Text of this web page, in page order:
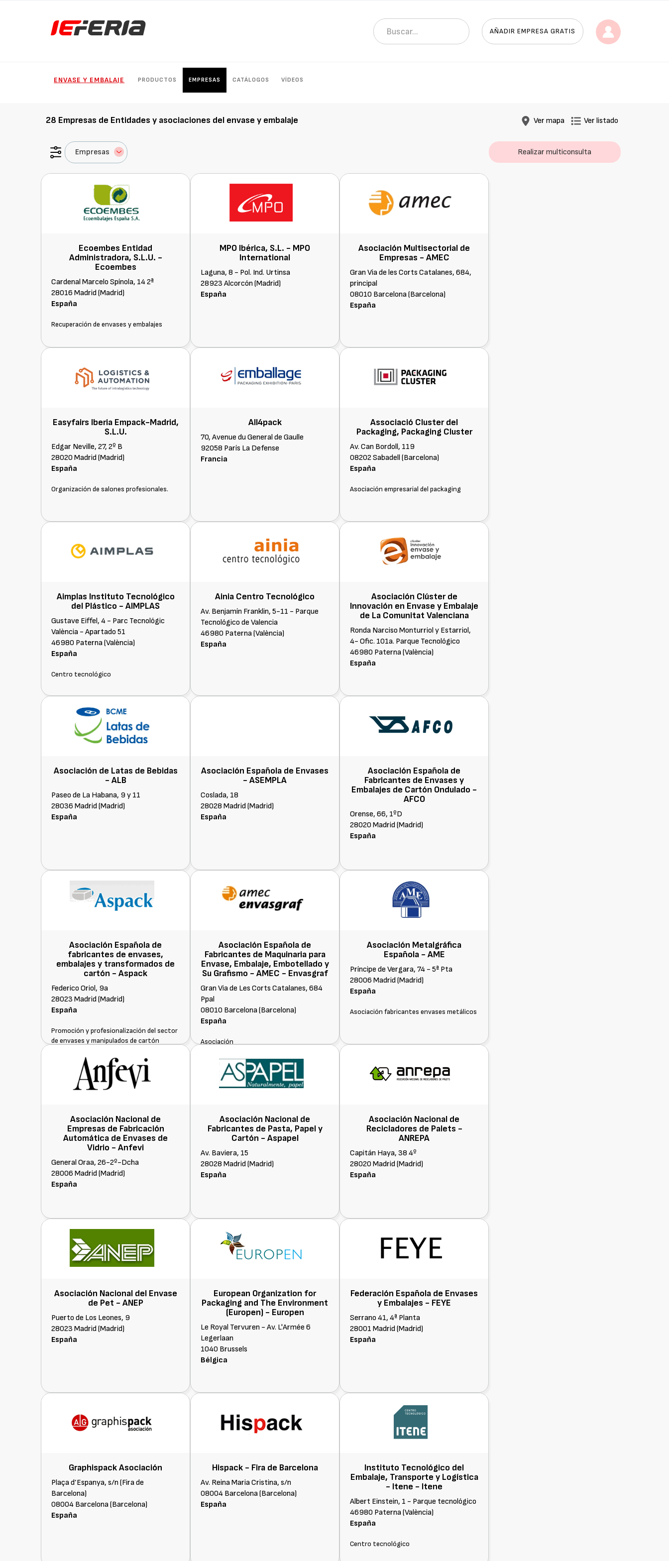
AÑADIR EMPRESA GRATIS
ENVASE Y EMBALAJE PRODUCTOS EMPRESAS CATÁLOGOS VÍDEOS
28 Empresas de Entidades y asociaciones del envase y embalaje Ver mapa Ver listado
Empresas Realizar multiconsulta
Ecoembes Entidad
Administradora, S.L.U. -
Ecoembes
Cardenal Marcelo Spínola, 14 2ª
28016 Madrid (Madrid)
España
Recuperación de envases y embalajes
MPO Ibérica, S.L. - MPO
International
Laguna, 8 - Pol. Ind. Urtinsa
28923 Alcorcón (Madrid)
España
Asociación Multisectorial de
Empresas - AMEC
Gran Via de les Corts Catalanes, 684,
principal
08010 Barcelona (Barcelona)
España
Easyfairs Iberia Empack-Madrid,
S.L.U.
Edgar Neville, 27, 2º B
28020 Madrid (Madrid)
España
Organización de salones profesionales.
All4pack
70, Avenue du General de Gaulle
92058 París La Defense
Francia
Associació Cluster del
Packaging, Packaging Cluster
Av. Can Bordoll, 119
08202 Sabadell (Barcelona)
España
Asociación empresarial del packaging
Aimplas Instituto Tecnológico
del Plástico -AIMPLAS
Gustave Eiffel, 4 - Parc Tecnológic
València - Apartado 51
46980 Paterna (València)
España
Centro tecnológico
Ainia Centro Tecnológico
Av. Benjamín Franklin, 5-11 - Parque
Tecnológico de Valencia
46980 Paterna (València)
España
Asociación Clúster de
Innovación en Envase y Embalaje
de La Comunitat Valenciana
Ronda Narciso Monturriol y Estarriol,
4- Ofic. 101a. Parque Tecnológico
46980 Paterna (València)
España
Asociación de Latas de Bebidas
- ALB
Paseo de La Habana, 9 y 11
28036 Madrid (Madrid)
España
Asociación Española de Envases
-ASEMPLA
Coslada, 18
28028 Madrid (Madrid)
España
Asociación Española de
Fabricantes de Envases y
Embalajes de Cartón Ondulado -
AFCO
Orense, 66, 1ºD
28020 Madrid (Madrid)
España
Asociación Española de
fabricantes de envases,
embalajes y transformados de
cartón -Aspack
Federico Oriol, 9a
28023 Madrid (Madrid)
España
Promoción y profesionalización del sector
de envases y manipulados de cartón
Asociación Española de
Fabricantes de Maquinaria para
Envase, Embalaje, Embotellado y
Su Grafismo - AMEC - Envasgraf
Gran Via de Les Corts Catalanes, 684
Ppal
08010 Barcelona (Barcelona)
España
Asociación
Asociación Metalgráfica
Española - AME
Príncipe de Vergara, 74 - 5ª Pta
28006 Madrid (Madrid)
España
Asociación fabricantes envases metálicos
Asociación Nacional de
Empresas de Fabricación
Automática de Envases de
Vidrio -Anfevi
General Oraa, 26-2º-Dcha
28006 Madrid (Madrid)
España
Asociación Nacional de
Fabricantes de Pasta, Papel y
Cartón - Aspapel
Av. Baviera, 15
28028 Madrid (Madrid)
España
Asociación Nacional de
Recicladores de Palets -
ANREPA
Capitán Haya, 38 4º
28020 Madrid (Madrid)
España
Asociación Nacional del Envase
de Pet - ANEP
Puerto de Los Leones, 9
28023 Madrid (Madrid)
España
European Organization for
Packaging and The Environment
(Europen) - Europen
Le Royal Tervuren - Av. L'Armée 6
Legerlaan
1040 Brussels
Bélgica
Federación Española de Envases
y Embalajes - FEYE
Serrano 41, 4ª Planta
28001 Madrid (Madrid)
España
Graphispack Asociación
Plaça d’Espanya, s/n (Fira de
Barcelona)
08004 Barcelona (Barcelona)
España
Hispack - Fira de Barcelona
Av. Reina Maria Cristina, s/n
08004 Barcelona (Barcelona)
España
Instituto Tecnológico del
Embalaje, Transporte y Logística
- Itene - Itene
Albert Einstein, 1 - Parque tecnológico
46980 Paterna (València)
España
Centro tecnológico